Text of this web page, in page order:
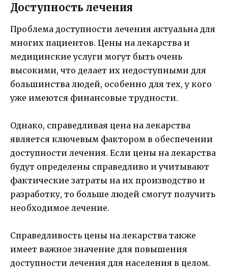
Доступность лечения
Проблема доступности лечения актуальна для
многих пациентов. Цены на лекарства и
медицинские услуги могут быть очень
высокими, что делает их недоступными для
большинства людей, особенно для тех, у кого
уже имеются финансовые трудности.
Однако, справедливая цена на лекарства
является ключевым фактором в обеспечении
доступности лечения. Если цены на лекарства
будут определены справедливо и учитывают
фактические затраты на их производство и
разработку, то больше людей смогут получить
необходимое лечение.
Справедливость цены на лекарства также
имеет важное значение для повышения
доступности лечения для населения в целом.